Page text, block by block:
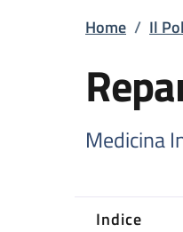
Home / Il
Medicina
Indice